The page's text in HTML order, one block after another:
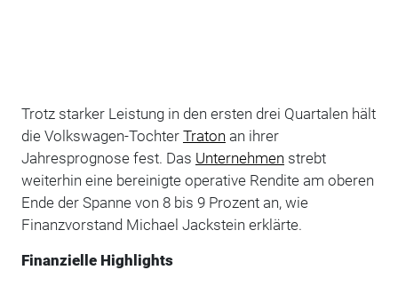
Trotz starker Leistung in den ersten drei Quartalen hält
die Volkswagen-Tochter Traton an ihrer
Jahresprognose fest. Das Unternehmen strebt
weiterhin eine bereinigte operative Rendite am oberen
Ende der Spanne von 8 bis 9 Prozent an, wie
Finanzvorstand Michael Jackstein erklärte.
Finanzielle Highlights